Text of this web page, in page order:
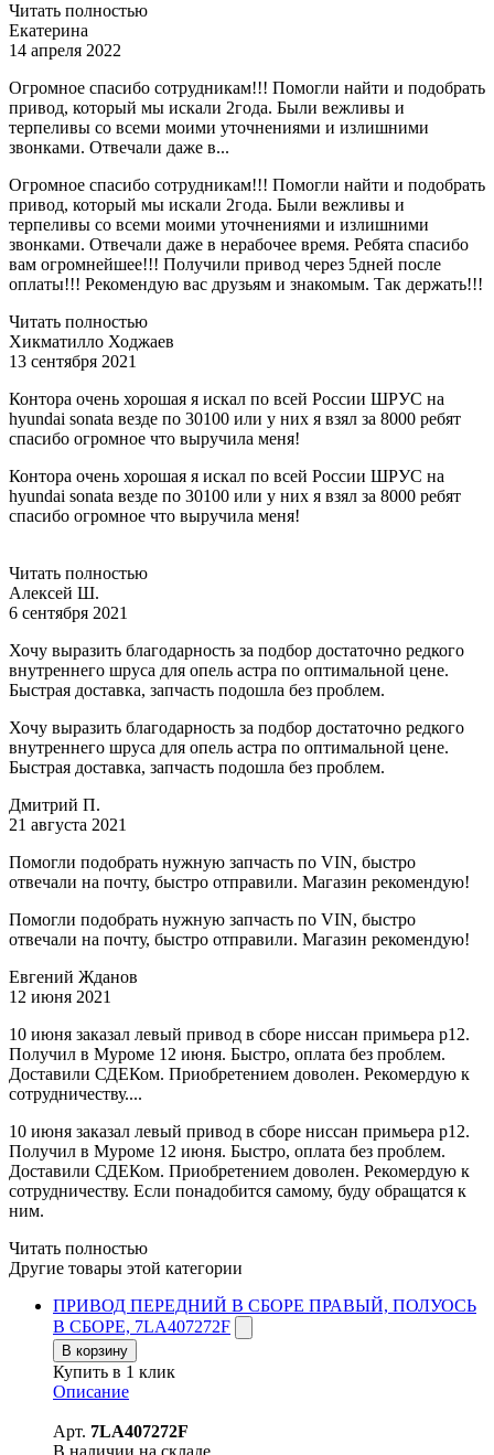
Читать полностью
Екатерина
14 апреля 2022
Огромное спасибо сотрудникам!!! Помогли найти и подобрать
привод, который мы искали 2года. Были вежливы и
терпеливы со всеми моими уточнениями и излишними
звонками. Отвечали даже в...
Огромное спасибо сотрудникам!!! Помогли найти и подобрать
привод, который мы искали 2года. Были вежливы и
терпеливы со всеми моими уточнениями и излишними
звонками. Отвечали даже в нерабочее время. Ребята спасибо
вам огромнейшее!!! Получили привод через 5дней после
оплаты!!! Рекомендую вас друзьям и знакомым. Так держать!!!
Читать полностью
Хикматилло Ходжаев
13 сентября 2021
Контора очень хорошая я искал по всей России ШРУС на
hyundai sonata везде по 30100 или у них я взял за 8000 ребят
спасибо огромное что выручила меня!
Контора очень хорошая я искал по всей России ШРУС на
hyundai sonata везде по 30100 или у них я взял за 8000 ребят
спасибо огромное что выручила меня!
Читать полностью
Алексей Ш.
6 сентября 2021
Хочу выразить благодарность за подбор достаточно редкого
внутреннего шруса для опель астра по оптимальной цене.
Быстрая доставка, запчасть подошла без проблем.
Хочу выразить благодарность за подбор достаточно редкого
внутреннего шруса для опель астра по оптимальной цене.
Быстрая доставка, запчасть подошла без проблем.
Дмитрий П.
21 августа 2021
Помогли подобрать нужную запчасть по VIN, быстро
отвечали на почту, быстро отправили. Магазин рекомендую!
Помогли подобрать нужную запчасть по VIN, быстро
отвечали на почту, быстро отправили. Магазин рекомендую!
Евгений Жданов
12 июня 2021
10 июня заказал левый привод в сборе ниссан примьера р12.
Получил в Муроме 12 июня. Быстро, оплата без проблем.
Доставили СДЕКом. Приобретением доволен. Рекомердую к
сотрудничеству....
10 июня заказал левый привод в сборе ниссан примьера р12.
Получил в Муроме 12 июня. Быстро, оплата без проблем.
Доставили СДЕКом. Приобретением доволен. Рекомердую к
сотрудничеству. Если понадобится самому, буду обращатся к
ним.
Читать полностью
Другие товары этой категории
ПРИВОД ПЕРЕДНИЙ В СБОРЕ ПРАВЫЙ, ПОЛУОСЬ
В СБОРЕ, 7LA407272F
В корзину
Купить в 1 клик
Описание
Арт. 7LA407272F